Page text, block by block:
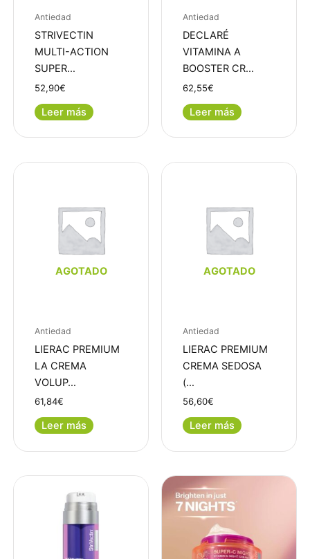
Antiedad
STRIVECTIN
MULTI-ACTION
SUPER…
52,90€
Leer más
Antiedad
DECLARÉ
VITAMINA A
BOOSTER CR…
62,55€
Leer más
AGOTADO
Antiedad
LIERAC PREMIUM
LA CREMA
VOLUP…
61,84€
Leer más
AGOTADO
Antiedad
LIERAC PREMIUM
CREMA SEDOSA
(…
56,60€
Leer más